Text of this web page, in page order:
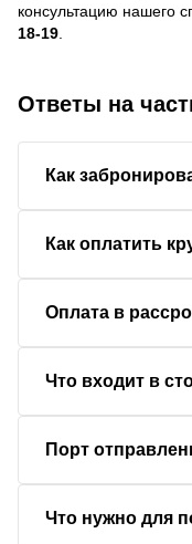
консультацию нашего
18-19
Ответы на
Как
Как оплатить
Оплата в
Что входит в
Порт
Что нужно для